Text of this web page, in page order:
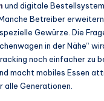
und digitale
Betreiber
Gewürze. Die
in der Nähe“
noch einfacher zu
macht mobiles Essen
alle Generationen.